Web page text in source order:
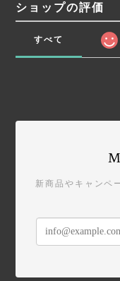
ショップの評価
すべて
新商品やキャンペ